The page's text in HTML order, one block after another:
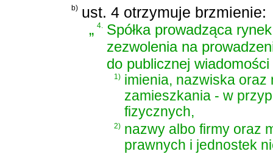
b) ust. 4 otrzymuje brzmienie:
„4.
Spółka prowadząca
zezwolenia na
do publicznej
1) imienia, nazwiska oraz
zamieszkania - w
fizycznych,
2) nazwy albo firmy oraz
prawnych i jednostek